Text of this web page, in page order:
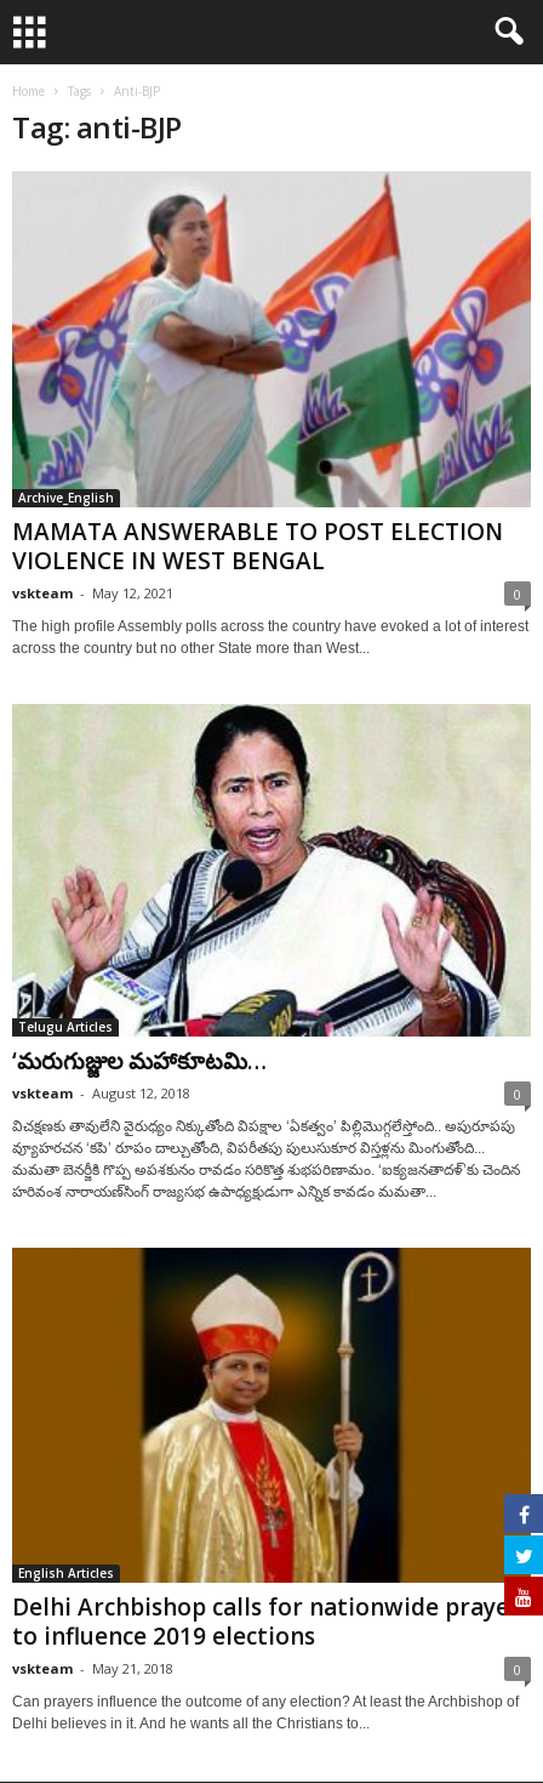
Home Tags Anti-BJP
Tag: anti-BJP
Archive_English
MAMATA ANSWERABLE TO POST ELECTION
VIOLENCE IN WEST BENGAL
vskteam - May 12, 2021 0
The high profile Assembly polls across the country have evoked a lot of interest
across the country but no other State more than West...
Telugu Articles
‘మరుగుజ్జుల మహాకూటమి…
vskteam - August 12, 2018 0
విచక్షణకు తావులేని వైరుధ్యం నిక్కుతోంది విపక్షాల ‘ఏకత్వం’ పిల్లిమొగ్గలేస్తోంది.. అపురూపపు
వ్యూహరచన ‘కపి’ రూపం దాల్చుతోంది, విపరీతపు పులుసుకూర విస్తళ్లను మింగుతోంది...
మమతా బెనర్జీకి గొప్ప అపశకునం రావడం సరికొత్త శుభపరిణామం. ‘ఐక్యజనతాదళ్’కు చెందిన
హరివంశ నారాయణ్‌సింగ్ రాజ్యసభ ఉపాధ్యక్షుడుగా ఎన్నిక కావడం మమతా...
English Articles
Delhi Archbishop calls for nationwide prayers
to influence 2019 elections
vskteam - May 21, 2018 0
Can prayers influence the outcome of any election? At least the Archbishop of
Delhi believes in it. And he wants all the Christians to...